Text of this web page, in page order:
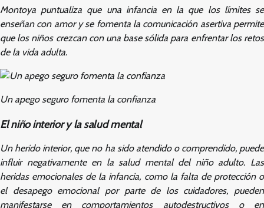
Montoya puntualiza que una infancia en la que los límites se
enseñan con amor y se fomenta la comunicación asertiva permite
que los niños crezcan con una base sólida para enfrentar los retos
de la vida adulta.
Un apego seguro fomenta la confianza
El niño interior y la salud mental
Un herido interior, que no ha sido atendido o comprendido, puede
influir negativamente en la salud mental del niño adulto. Las
heridas emocionales de la infancia, como la falta de protección o
el desapego emocional por parte de los cuidadores, pueden
manifestarse en comportamientos autodestructivos o en